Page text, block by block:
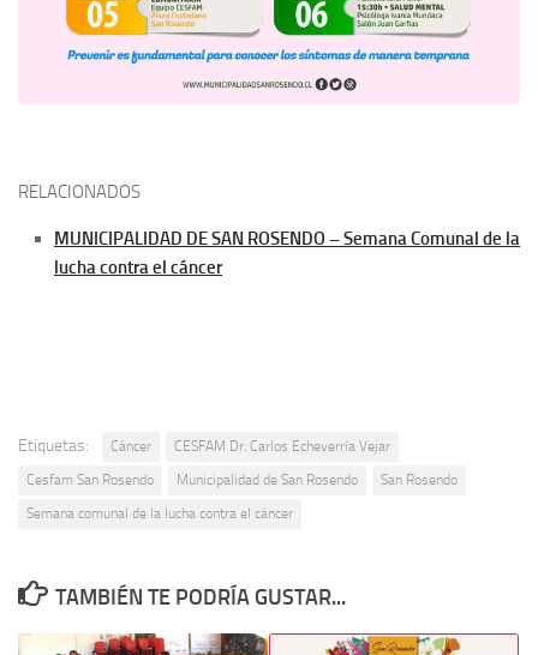
RELACIONADOS
MUNICIPALIDAD DE SAN ROSENDO – Semana Comunal de la
lucha contra el cáncer
Etiquetas: Cáncer
CESFAM Dr. Carlos Echeverría Vejar
Cesfam San Rosendo
Municipalidad de San Rosendo
San Rosendo
Semana comunal de la lucha contra el cáncer
TAMBIÉN TE PODRÍA GUSTAR...